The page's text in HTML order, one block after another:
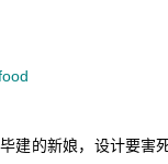
建的新娘，设计要